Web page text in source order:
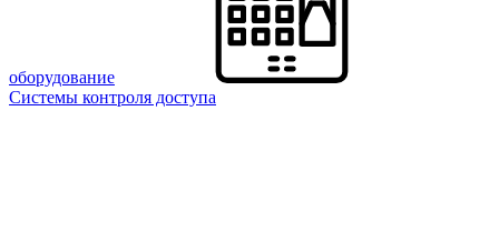
оборудование
Системы контроля доступа